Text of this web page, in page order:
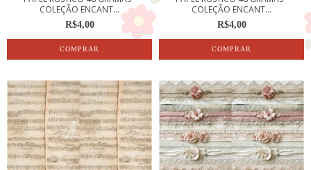
COLEÇÃO ENCANT...
R$4,00
COLEÇÃO ENCANT...
R$4,00